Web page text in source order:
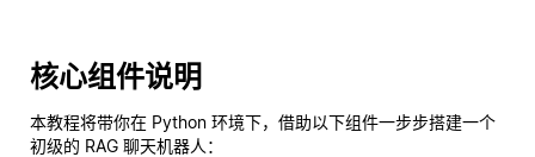
核心组件说明
本教程将带你在 Python 环境下，借助以下组件一步步搭建一个
初级的 RAG 聊天机器人：